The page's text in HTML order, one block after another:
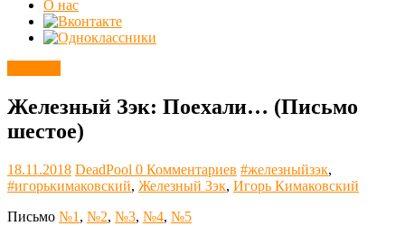
О нас
Железный Зэк: Поехали… (Письмо
шестое)
18.11.2018 DeadPool 0 Комментариев #железныйзэк,
#игорькимаковский, Железный Зэк, Игорь Кимаковский
Письмо №1 , №2, №3, №4, №5